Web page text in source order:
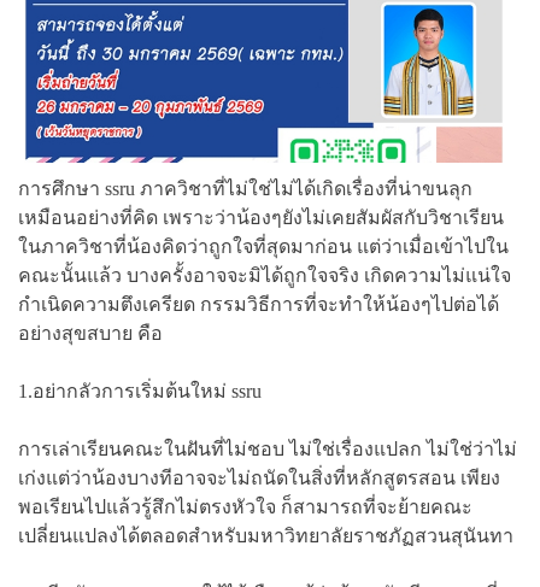
การศึกษา ssru ภาควิชาที่ไม่ใช่ไม่ได้เกิดเรื่องที่น่าขนลุก
เหมือนอย่างที่คิด เพราะว่าน้องๆยังไม่เคยสัมผัสกับวิชาเรียน
ในภาควิชาที่น้องคิดว่าถูกใจที่สุดมาก่อน แต่ว่าเมื่อเข้าไปใน
คณะนั้นแล้ว บางครั้งอาจจะมิได้ถูกใจจริง เกิดความไม่แน่ใจ
กำเนิดความตึงเครียด กรรมวิธีการที่จะทำให้น้องๆไปต่อได้
อย่างสุขสบาย คือ
1.อย่ากลัวการเริ่มต้นใหม่ ssru
การเล่าเรียนคณะในฝันที่ไม่ชอบ ไม่ใช่เรื่องแปลก ไม่ใช่ว่าไม่
เก่งแต่ว่าน้องบางทีอาจจะไม่ถนัดในสิ่งที่หลักสูตรสอน เพียง
พอเรียนไปแล้วรู้สึกไม่ตรงหัวใจ ก็สามารถที่จะย้ายคณะ
เปลี่ยนแปลงได้ตลอดสำหรับมหาวิทยาลัยราชภัฏสวนสุนันทา